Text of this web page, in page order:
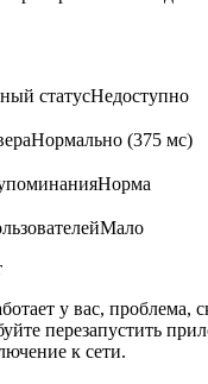
статусНедоступно
Нормально (375 мс)
Норма
Мало
у вас, проблема,
перезапустить
к сети.